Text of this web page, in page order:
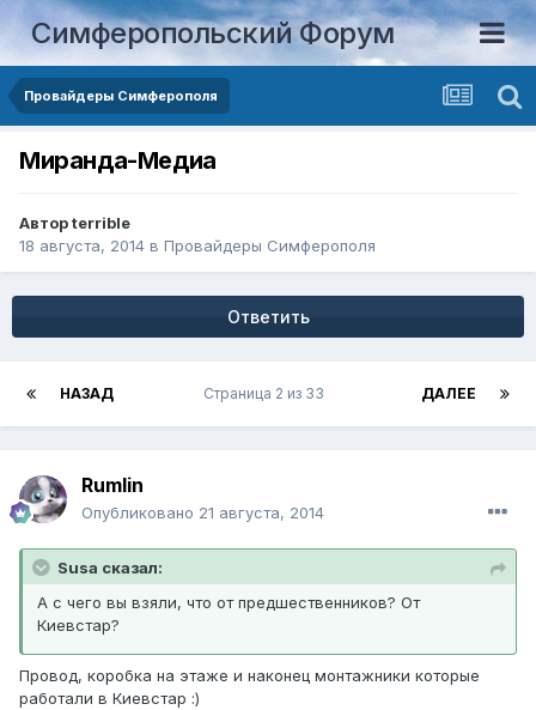
Симферопольский Форум
Провайдеры Симферополя
Миранда-Медиа
Авторterrible
18 августа, 2014 в Провайдеры Симферополя
Ответить
НАЗАД ДАЛЕЕ
Страница 2 из 33
Rumlin
Опубликовано 21 августа, 2014
Susa сказал:
А с чего вы взяли, что от предшественников? От
Киевстар?
Провод, коробка на этаже и наконец монтажники которые
работали в Киевстар :)